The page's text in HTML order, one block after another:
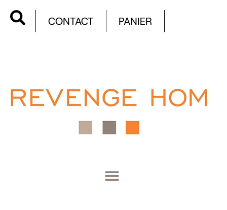
CONTACT PANIER